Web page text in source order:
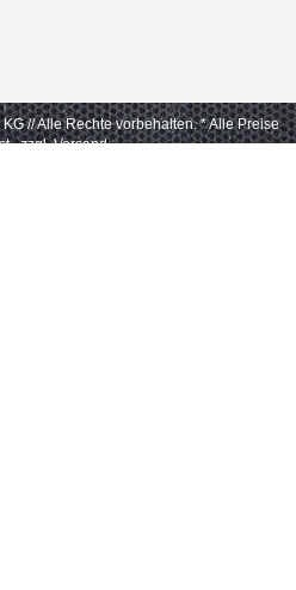
// Alle Rechte vorbehalten. * Alle Preise
zzgl. Versand.